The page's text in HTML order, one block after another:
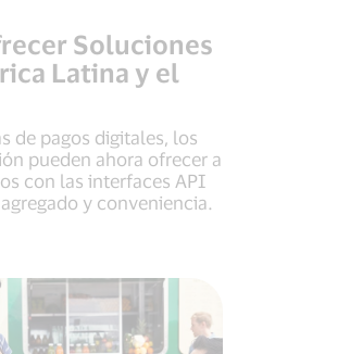
Soluciones
Latina y el
de pagos digitales, los
pueden ahora ofrecer a
con las interfaces API
y conveniencia.